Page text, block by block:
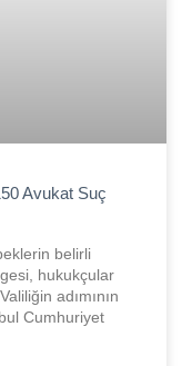
Avukat Suç
belirli
hukukçular
adımının
Cumhuriyet